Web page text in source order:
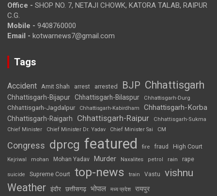
Office - SHOP NO. 7, NETAJI CHOWK, KATORA TALAB, RAIPUR
C.G.
Mobile - 9408760000
Email - kotwarnews7@gmail.com
Tags
Accident Amit Shah arrest arrested BJP Chhattisgarh
Chhattisgarh-Bijapur Chhattisgarh-Bilaspur Chhattisgarh-Durg
Chhattisgarh-Jagdalpur Chhattisgarh-Kabirdham Chhattisgarh-Korba
Chhattisgarh-Raigarh Chhattisgarh-Raipur
Chhattisgarh-Sukma
Chief Minister
Chief Minister Dr. Yadav Chief Minister Sai CM
Congress dprcg featured fire fraud High Court
Kejriwal mohan Mohan Yadav Murder Naxalites petrol rain rape
suicide Supreme Court top-news train Vastu vishnu
Weather इंदौर छत्तीसगढ़ भोपाल मध्य प्रदेश रायपुर